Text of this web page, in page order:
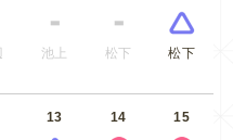
池上 松下 松下
13 14 15